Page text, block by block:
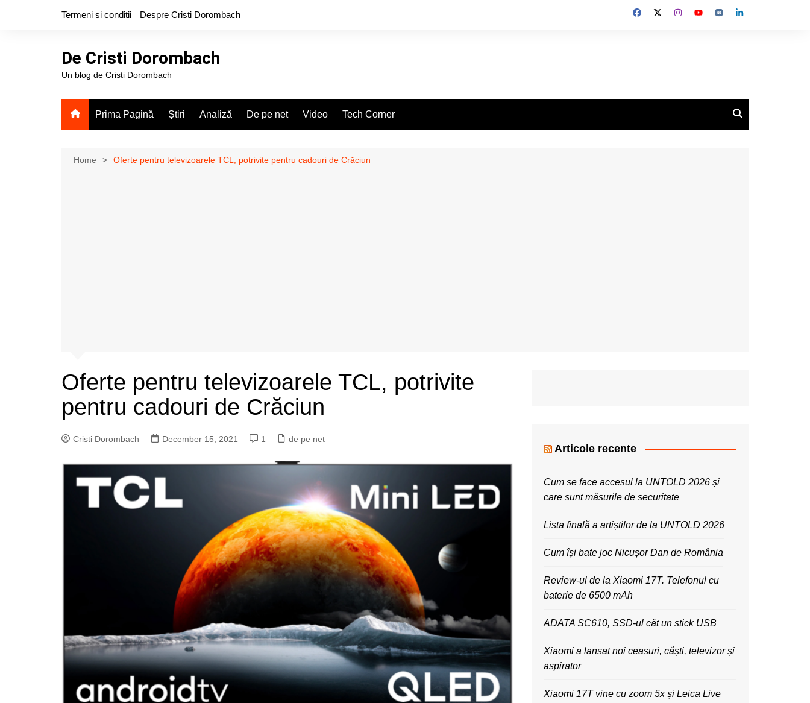
Termeni si conditii Despre Cristi Dorombach
De Cristi Dorombach
Un blog de Cristi Dorombach
Prima Pagină Știri Analiză De pe net Video Tech Corner
Home Oferte pentru televizoarele TCL, potrivite pentru cadouri de Crăciun
Oferte pentru televizoarele TCL, potrivite
pentru cadouri de Crăciun
Cristi Dorombach December 15, 2021 1 de pe net
Articole recente
Cum se face accesul la UNTOLD 2026 și
care sunt măsurile de securitate
Lista finală a artiștilor de la UNTOLD 2026
Cum își bate joc Nicușor Dan de România
Review-ul de la Xiaomi 17T. Telefonul cu
baterie de 6500 mAh
ADATA SC610, SSD-ul cât un stick USB
Xiaomi a lansat noi ceasuri, căști, televizor și
aspirator
Xiaomi 17T vine cu zoom 5x și Leica Live